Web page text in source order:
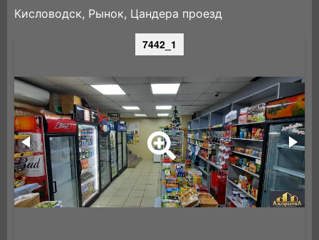
Кисловодск, Рынок, Цандера проезд
7442_1